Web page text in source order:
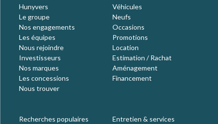
Hunyvers
Le groupe
Nos engagements
Les équipes
Nous rejoindre
Investisseurs
Nos marques
Les concessions
Nous trouver
Véhicules
Neufs
Occasions
Promotions
Location
Estimation / Rachat
Aménagement
Financement
Recherches populaires
Entretien & services